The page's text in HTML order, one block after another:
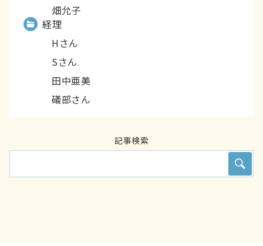
畑允子
経理
Hさん
Sさん
田中亜美
礒部さん
記事検索